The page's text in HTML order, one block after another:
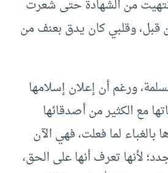
من الشهادة حتى شعرت
قبل، وقلبي كان يدق بعنف من
ورغم أن إعلان إسلامها
مع الكثير من أصدقائها
بالغباء لما فعلت، فهي الآن
لأنها تعرف أنها على الحق،